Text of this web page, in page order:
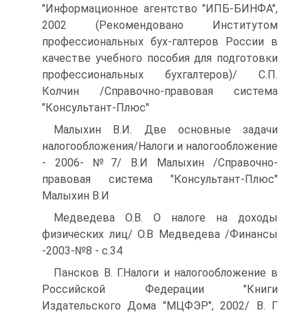
"Информационное агентство "ИПБ-БИНФА",
2002 (Рекомендовано Институтом
профессиональных бух-галтеров России в
качестве учебного пособия для подготовки
профессиональных бухгалтеров)/ С.П.
Колчин /Справочно-правовая система
"Консультант-Плюс"
Малыхин В.И. Две основные задачи
налогообложения/Налоги и налогообложение
- 2006- №7/ В.И Малыхин /Справочно-
правовая система "Консультант-Плюс"
Малыхин В.И
Медведева О.В. О налоге на доходы
физических лиц/ О.В Медведева /Финансы
-2003-№8 - с.34
Пансков В. Г.Налоги и налогообложение в
Российской Федерации "Книги
Издательского Дома "МЦФЭР", 2002/ В. Г